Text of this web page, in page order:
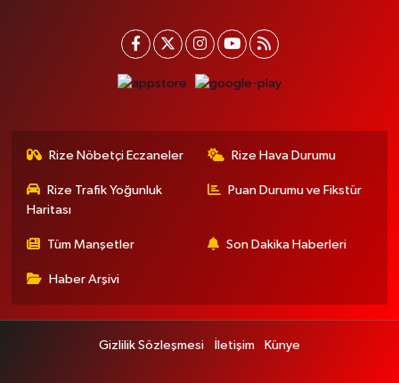
Rize Nöbetçi Eczaneler Rize Hava Durumu
Rize Trafik Yoğunluk
Haritası
Puan Durumu ve Fikstür
Tüm Manşetler Son Dakika Haberleri
Haber Arşivi
Gizlilik Sözleşmesi İletişim Künye